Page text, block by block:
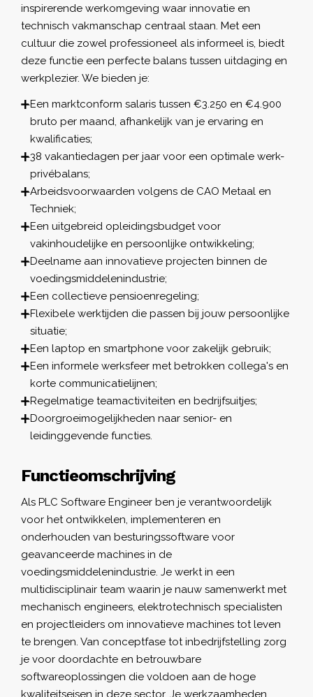
inspirerende werkomgeving waar innovatie en
technisch vakmanschap centraal staan. Met een
cultuur die zowel professioneel als informeel is, biedt
deze functie een perfecte balans tussen uitdaging en
werkplezier. We bieden je:
Een marktconform salaris tussen €3.250 en €4.900
bruto per maand, afhankelijk van je ervaring en
kwalificaties;
38 vakantiedagen per jaar voor een optimale werk-
privébalans;
Arbeidsvoorwaarden volgens de CAO Metaal en
Techniek;
Een uitgebreid opleidingsbudget voor
vakinhoudelijke en persoonlijke ontwikkeling;
Deelname aan innovatieve projecten binnen de
voedingsmiddelenindustrie;
Een collectieve pensioenregeling;
Flexibele werktijden die passen bij jouw persoonlijke
situatie;
Een laptop en smartphone voor zakelijk gebruik;
Een informele werksfeer met betrokken collega's en
korte communicatielijnen;
Regelmatige teamactiviteiten en bedrijfsuitjes;
Doorgroeimogelijkheden naar senior- en
leidinggevende functies.
Functieomschrijving
Als PLC Software Engineer ben je verantwoordelijk
voor het ontwikkelen, implementeren en
onderhouden van besturingssoftware voor
geavanceerde machines in de
voedingsmiddelenindustrie. Je werkt in een
multidisciplinair team waarin je nauw samenwerkt met
mechanisch engineers, elektrotechnisch specialisten
en projectleiders om innovatieve machines tot leven
te brengen. Van conceptfase tot inbedrijfstelling zorg
je voor doordachte en betrouwbare
softwareoplossingen die voldoen aan de hoge
kwaliteitseisen in deze sector. Je werkzaamheden